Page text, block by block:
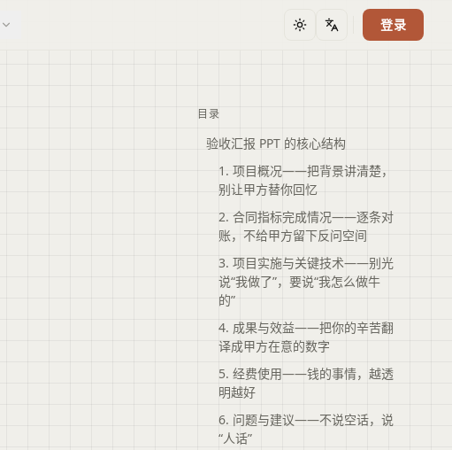
主题 语言 登录
目录
验收汇报 PPT 的核心结构
1. 项目概况——把背景讲清楚，
别让甲方替你回忆
2. 合同指标完成情况——逐条对
账，不给甲方留下反问空间
3. 项目实施与关键技术——别光
说“我做了”，要说“我怎么做牛
的”
4. 成果与效益——把你的辛苦翻
译成甲方在意的数字
5. 经费使用——钱的事情，越透
明越好
6. 问题与建议——不说空话，说
“人话”